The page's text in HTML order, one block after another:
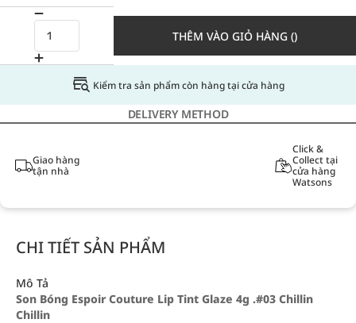
THÊM VÀO GIỎ HÀNG ()
Kiểm tra sản phẩm còn hàng tại cửa hàng
DELIVERY METHOD
Giao hàng
tận nhà
Click &
Collect tại
cửa hàng
Watsons
CHI TIẾT SẢN PHẨM
Mô Tả
Son Bóng Espoir Couture Lip Tint Glaze 4g .#03 Chillin
Chillin